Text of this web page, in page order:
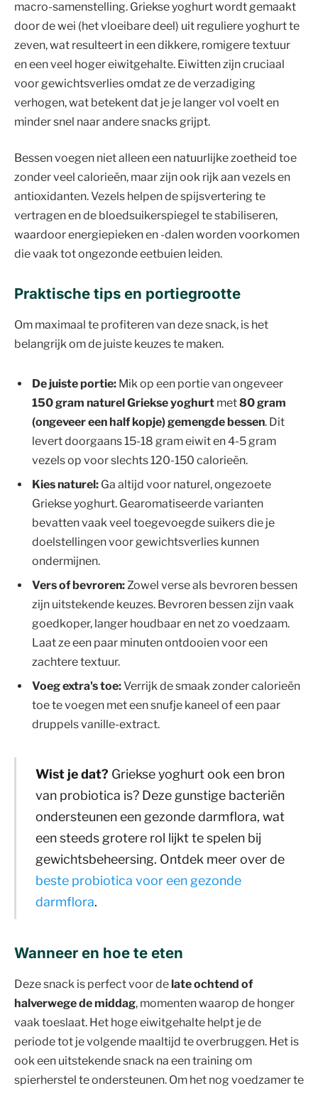
macro-samenstelling. Griekse yoghurt wordt gemaakt
door de wei (het vloeibare deel) uit reguliere yoghurt te
zeven, wat resulteert in een dikkere, romigere textuur
en een veel hoger eiwitgehalte. Eiwitten zijn cruciaal
voor gewichtsverlies omdat ze de verzadiging
verhogen, wat betekent dat je je langer vol voelt en
minder snel naar andere snacks grijpt.
Bessen voegen niet alleen een natuurlijke zoetheid toe
zonder veel calorieën, maar zijn ook rijk aan vezels en
antioxidanten. Vezels helpen de spijsvertering te
vertragen en de bloedsuikerspiegel te stabiliseren,
waardoor energiepieken en -dalen worden voorkomen
die vaak tot ongezonde eetbuien leiden.
Praktische tips en portiegrootte
Om maximaal te profiteren van deze snack, is het
belangrijk om de juiste keuzes te maken.
De juiste portie: Mik op een portie van ongeveer
150 gram naturel Griekse yoghurt met80 gram
(ongeveer een half kopje) gemengde bessen. Dit
levert doorgaans 15-18 gram eiwit en 4-5 gram
vezels op voor slechts 120-150 calorieën.
Kies naturel: Ga altijd voor naturel, ongezoete
Griekse yoghurt. Gearomatiseerde varianten
bevatten vaak veel toegevoegde suikers die je
doelstellingen voor gewichtsverlies kunnen
ondermijnen.
Vers of bevroren:Zowel verse als bevroren bessen
zijn uitstekende keuzes. Bevroren bessen zijn vaak
goedkoper, langer houdbaar en net zo voedzaam.
Laat ze een paar minuten ontdooien voor een
zachtere textuur.
Voeg extra's toe:Verrijk de smaak zonder calorieën
toe te voegen met een snufje kaneel of een paar
druppels vanille-extract.
Wist je dat? Griekse yoghurt ook een bron
van probiotica is? Deze gunstige bacteriën
ondersteunen een gezonde darmflora, wat
een steeds grotere rol lijkt te spelen bij
gewichtsbeheersing. Ontdek meer over de
beste probiotica voor een gezonde
darmflora.
Wanneer en hoe te eten
Deze snack is perfect voor delate ochtend of
halverwege de middag, momenten waarop de honger
vaak toeslaat. Het hoge eiwitgehalte helpt je de
periode tot je volgende maaltijd te overbruggen. Het is
ook een uitstekende snack na een training om
spierherstel te ondersteunen. Om het nog voedzamer te